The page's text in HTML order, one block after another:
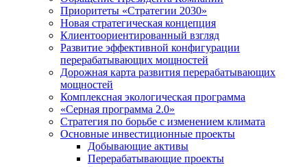
Приоритеты «Стратегии 2030»
Новая стратегическая концепция
Клиентоориентированный взгляд
Развитие эффективной конфигурации
перерабатывающих мощностей
Дорожная карта развития перерабатывающих
мощностей
Комплексная экологическая программа
«Серная программа 2.0»
Стратегия по борьбе с изменением климата
Основные инвестиционные проекты
Добывающие активы
Перерабатывающие проекты